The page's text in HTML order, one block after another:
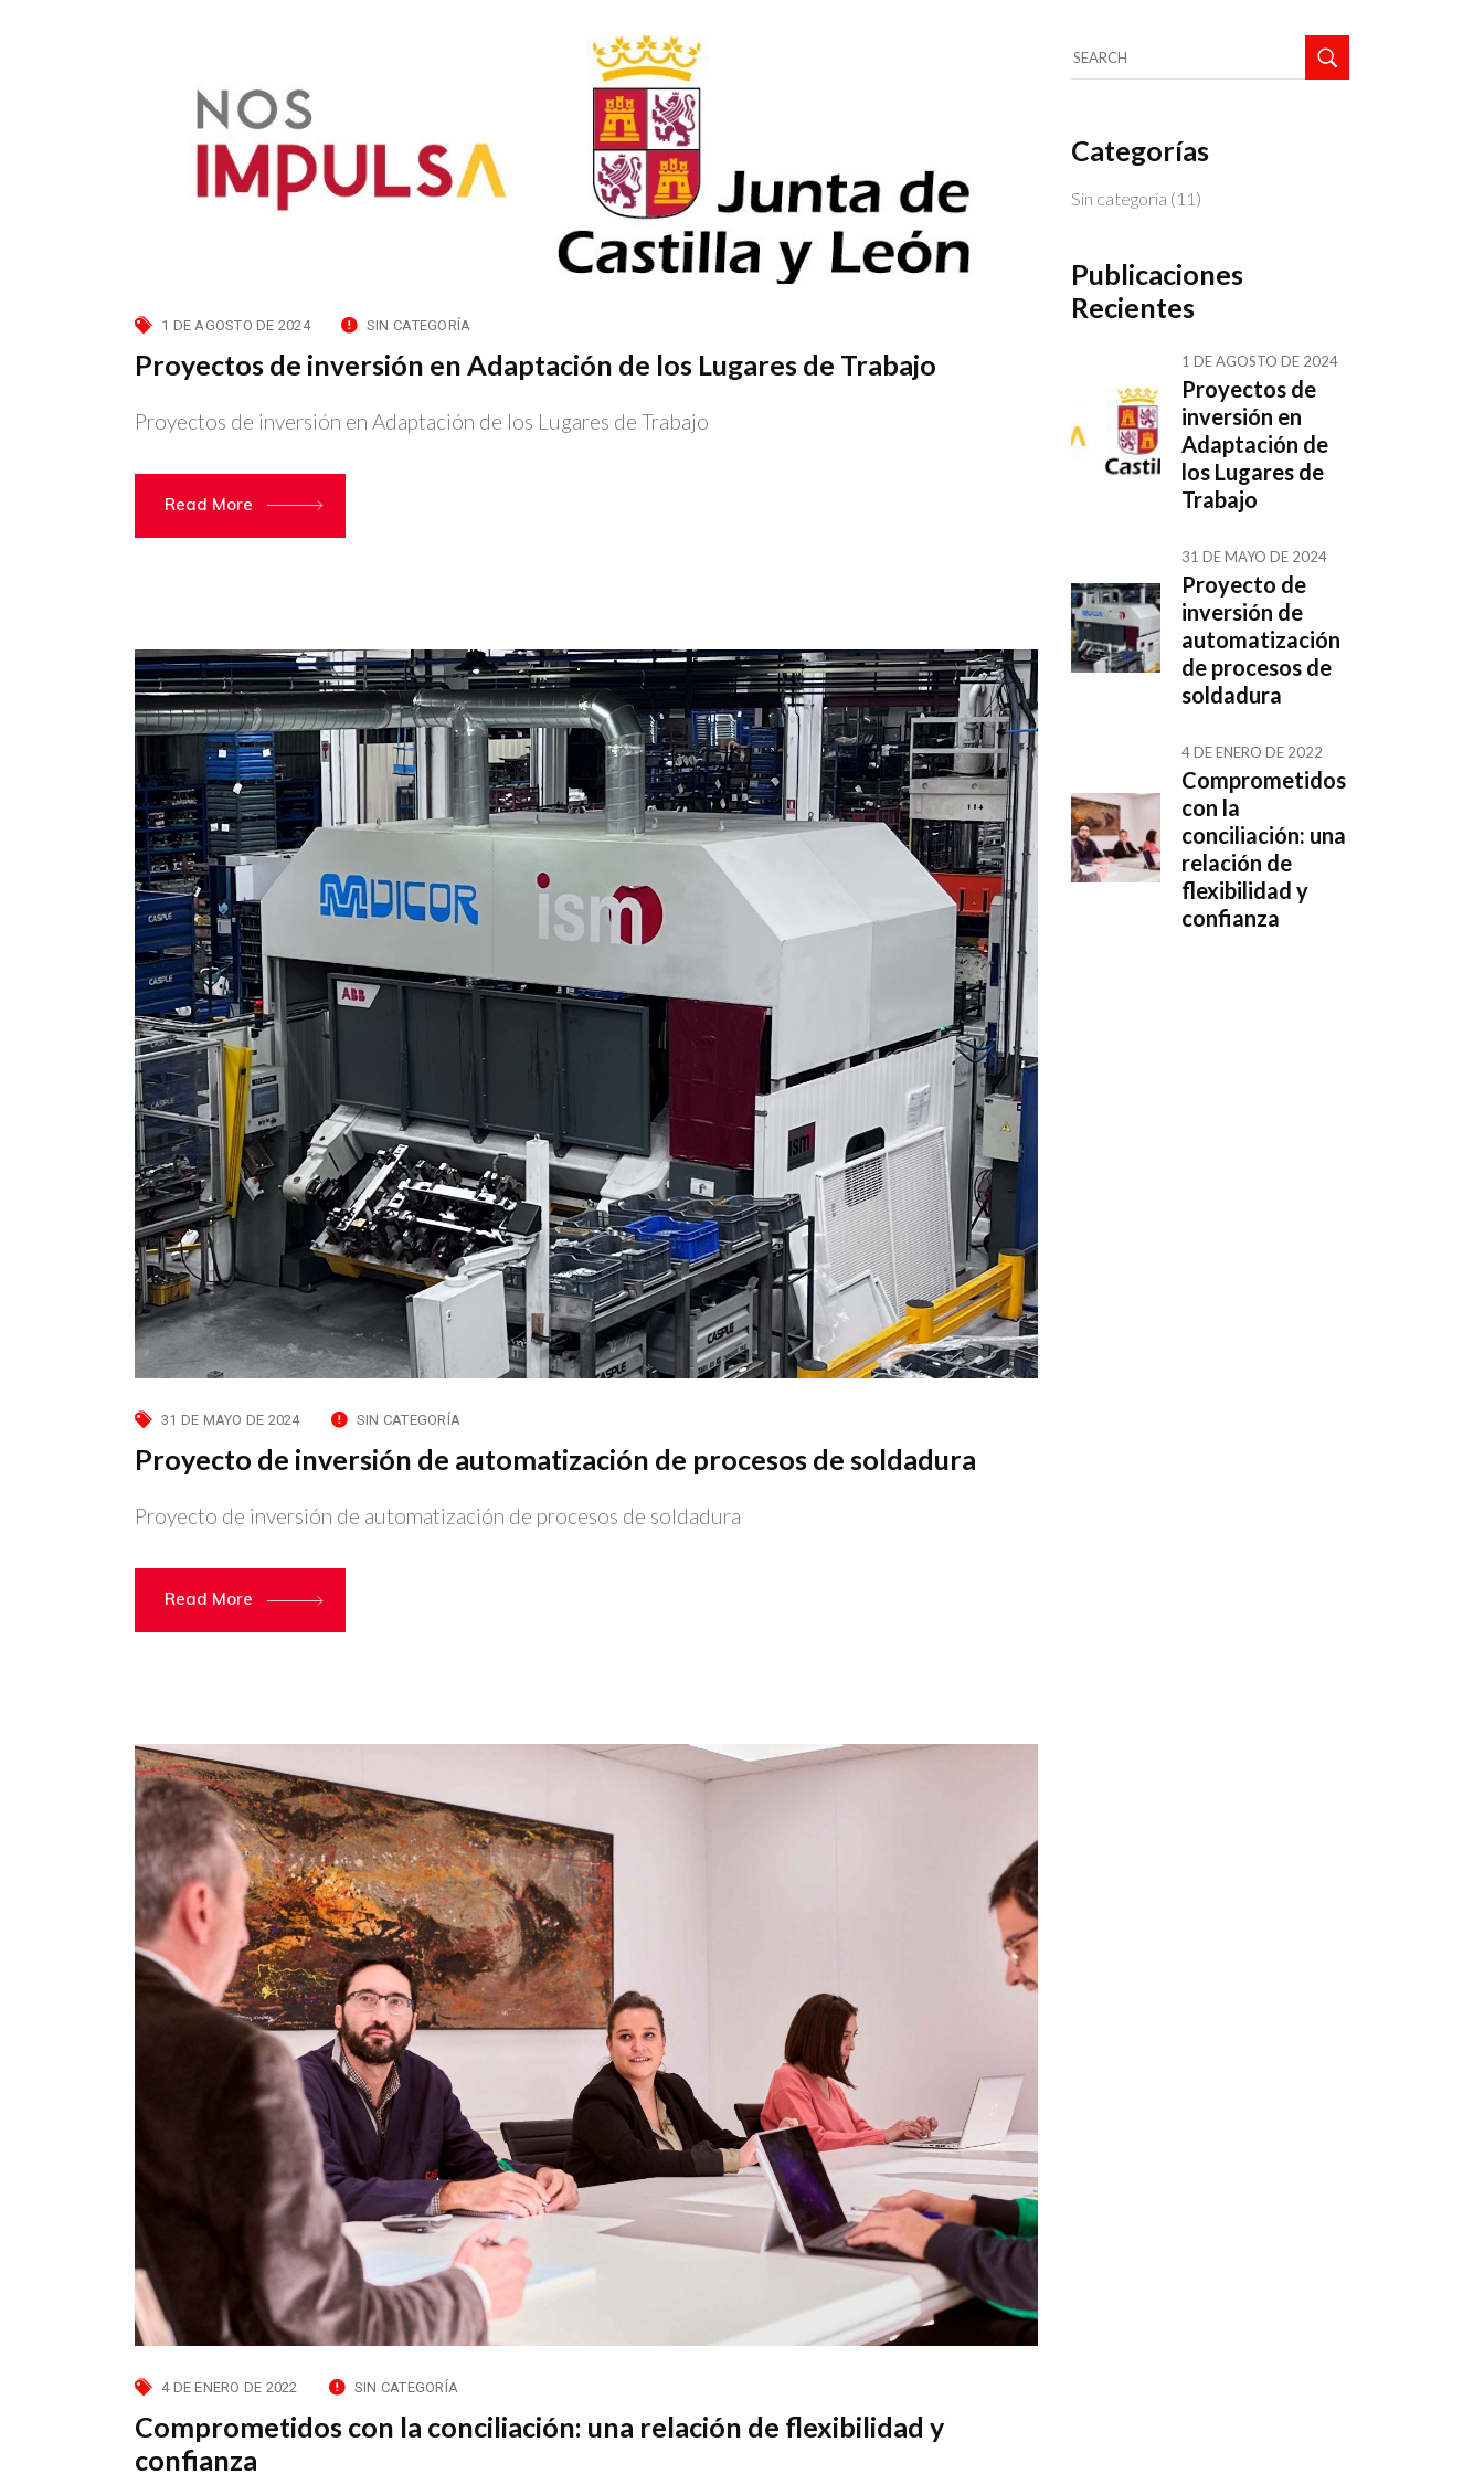
1 DE AGOSTO DE 2024 SIN CATEGORÍA
Proyectos de inversión en Adaptación de los Lugares de Trabajo
Proyectos de inversión en Adaptación de los Lugares de Trabajo
Read More
31 DE MAYO DE 2024 SIN CATEGORÍA
Proyecto de inversión de automatización de procesos de soldadura
Proyecto de inversión de automatización de procesos de soldadura
Read More
4 DE ENERO DE 2022 SIN CATEGORÍA
Comprometidos con la conciliación: una relación de flexibilidad y
confianza
Categorías
Sin categoría (11)
Publicaciones
Recientes
1 DE AGOSTO DE 2024
Proyectos de
inversión en
Adaptación de
los Lugares de
Trabajo
31 DE MAYO DE 2024
Proyecto de
inversión de
automatización
de procesos de
soldadura
4 DE ENERO DE 2022
Comprometidos
con la
conciliación: una
relación de
flexibilidad y
confianza